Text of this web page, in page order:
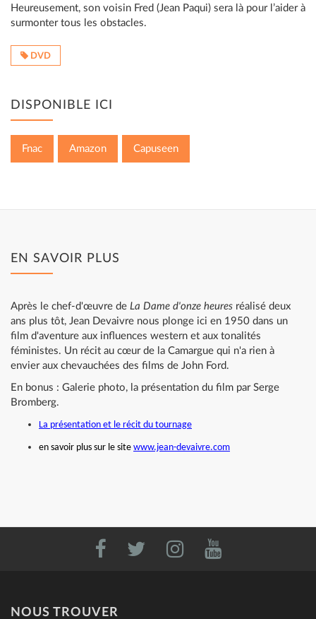
Heureusement, son voisin Fred (Jean Paqui) sera là pour l’aider à
surmonter tous les obstacles.
DVD
DISPONIBLE ICI
Fnac Amazon Capuseen
EN SAVOIR PLUS
Après le chef-d'œuvre de La Dame d'onze heures réalisé deux
ans plus tôt, Jean Devaivre nous plonge ici en 1950 dans un
film d'aventure aux influences western et aux tonalités
féministes. Un récit au cœur de la Camargue qui n'a rien à
envier aux chevauchées des films de John Ford.
En bonus : Galerie photo, la présentation du film par Serge
Bromberg.
La présentation et le récit du tournage
en savoir plus sur le site www.jean-devaivre.com
NOUS TROUVER